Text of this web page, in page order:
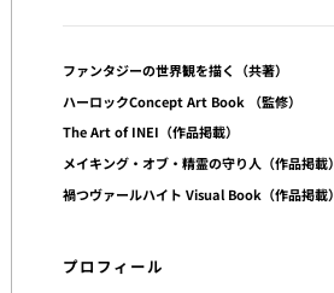
ファンタジーの世界観を描く（共著）
ハーロックConcept Art Book （監修）
The Art of INEI（作品掲載）
メイキング・オブ・精霊の守り人（作品掲載）
禍つヴァールハイト Visual Book（作品掲載）
プロフィール